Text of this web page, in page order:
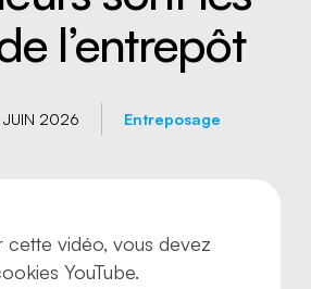
l’entrepôt
JUIN 2026 Entreposage
cette vidéo, vous devez
YouTube.